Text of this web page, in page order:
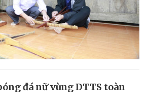
đá nữ vùng DTTS toàn